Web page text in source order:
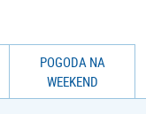
POGODA NA
WEEKEND